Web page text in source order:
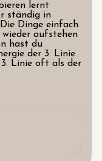
lernt
ständig in
Dinge einfach
aufstehen
hast du
der 3. Linie
Linie oft als der